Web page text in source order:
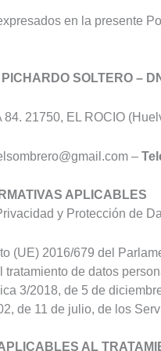
en la presente
SOLTERO –
84. 21750, EL ROCIO
–
APLICABLES
y Protección de
(UE) 2016/679 del
tratamiento de datos
3/2018, de 5 de
de 11 de julio, de los
AL